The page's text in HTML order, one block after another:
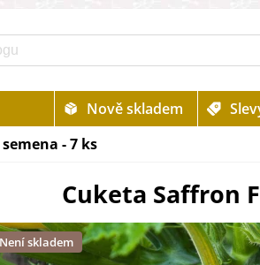
Nově skladem
- 7 ks
Cuketa Saffron
Není skladem